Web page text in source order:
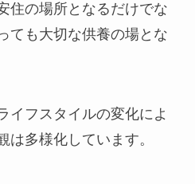
住の場所となるだけでな
ても大切な供養の場とな
イフスタイルの変化によ
は多様化しています。